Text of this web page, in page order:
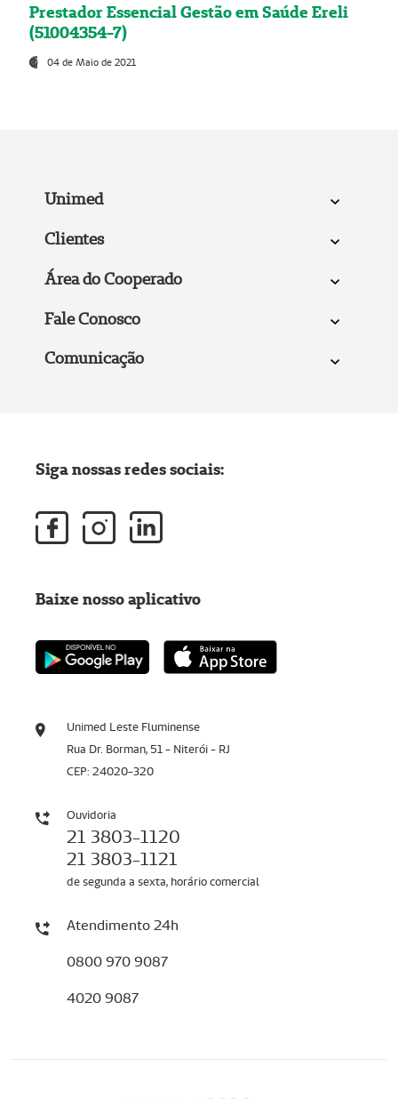
Prestador Essencial Gestão em Saúde Ereli
(51004354-7)
04 de Maio de 2021
Unimed
Clientes
Área do Cooperado
Fale Conosco
Comunicação
Unimed Leste Fluminense
Rua Dr. Borman, 51 - Niterói - RJ
CEP: 24020-320
Ouvidoria
21 3803-1120
21 3803-1121
de segunda a sexta, horário comercial
Atendimento 24h
0800 970 9087
4020 9087
Siga nossas redes sociais:
Baixe nosso aplicativo